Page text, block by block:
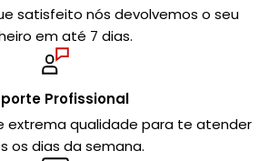
satisfeito nós devolvemos o seu
em até 7 dias.
Profissional
extrema qualidade para te atender
os dias da semana.